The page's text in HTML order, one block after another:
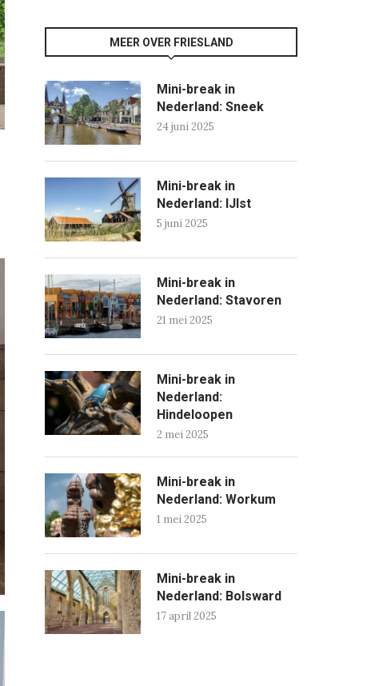
MEER OVER FRIESLAND
Mini-break in
Nederland: Sneek
24 juni 2025
Mini-break in
Nederland: IJlst
5 juni 2025
Mini-break in
Nederland: Stavoren
21 mei 2025
Mini-break in
Nederland:
Hindeloopen
2 mei 2025
Mini-break in
Nederland: Workum
1 mei 2025
Mini-break in
Nederland: Bolsward
17 april 2025